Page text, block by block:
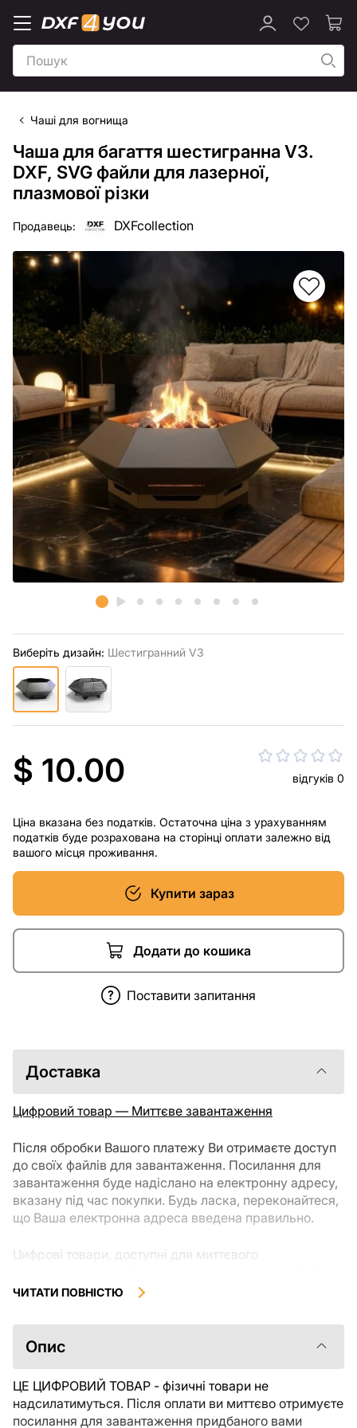
Чаші для вогнища
Чаша для багаття шестигранна V3.
DXF, SVG файли для лазерної,
плазмової різки
Продавець: DXFcollection
Виберіть дизайн: Шестигранний V3
$ 10.00 відгуків 0
Ціна вказана без податків. Остаточна ціна з урахуванням
податків буде розрахована на сторінці оплати залежно від
вашого місця проживання.
Купити зараз
Додати до кошика
Поставити запитання
Доставка
Цифровий товар — Миттєве завантаження
Після обробки Вашого платежу Ви отримаєте доступ
до своїх файлів для завантаження. Посилання для
завантаження буде надіслано на електронну адресу,
вказану під час покупки. Будь ласка, переконайтеся,
що Ваша електронна адреса введена правильно.
Цифрові товари, доступні для миттєвого
після їх завантаження. Рекомендуємо уважно
уточнюючі питання перед покупкою. Якщо у Вас
виникли проблеми із замовленням, будь ласка,
ЧИТАТИ ПОВНІСТЮ
Опис
ЦЕ ЦИФРОВИЙ ТОВАР - фізичні товари не
надсилатимуться. Після оплати ви миттєво отримуєте
посилання для завантаження придбаного вами